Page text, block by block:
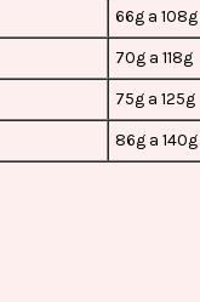
66g a 108g
70g a 118g
75g a 125g
86g a 140g